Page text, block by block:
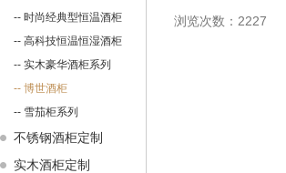
-- 时尚经典型恒温酒柜
-- 高科技恒温恒湿酒柜
-- 实木豪华酒柜系列
-- 博世酒柜
-- 雪茄柜系列
不锈钢酒柜定制
实木酒柜定制
浏览次数：2227